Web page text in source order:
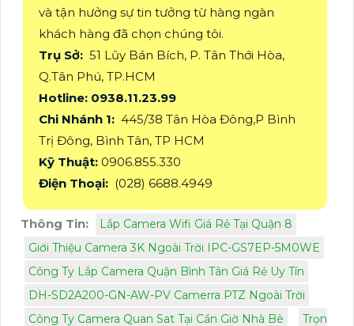
và tận hưởng sự tin tưởng từ hàng ngàn
khách hàng đã chọn chúng tôi.
Trụ Sở: 51 Lũy Bán Bích, P. Tân Thới Hòa,
Q.Tân Phú, TP.HCM
Hotline: 0938.11.23.99
Chi Nhánh 1: 445/38 Tân Hòa Đông,P Bình
Trị Đông, Bình Tân, TP HCM
Kỹ Thuật: 0906.855.330
Điện Thoại: (028) 6688.4949
Thông Tin:
Lắp Camera Wifi Giá Rẻ Tại Quận 8
Giới Thiệu Camera 3K Ngoài Trời IPC-GS7EP-5M0WE
Công Ty Lắp Camera Quận Bình Tân Giá Rẻ Uy Tín
DH-SD2A200-GN-AW-PV Camerra PTZ Ngoài Trời
Công Ty Camera Quan Sat Tại Cần Giờ Nhà Bè
Trọn